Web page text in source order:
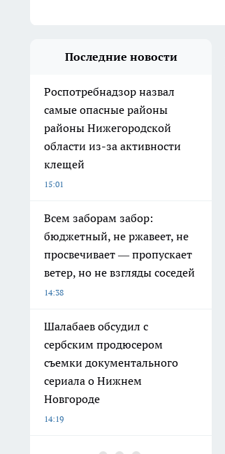
Последние новости
Роспотребнадзор назвал
самые опасные районы
районы Нижегородской
области из-за активности
клещей
15:01
Всем заборам забор:
бюджетный, не ржавеет, не
просвечивает — пропускает
ветер, но не взгляды соседей
14:38
Шалабаев обсудил с
сербским продюсером
съемки документального
сериала о Нижнем
Новгороде
14:19